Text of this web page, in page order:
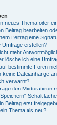
neues Thema oder
Beitrag bearbeiten
Beitrag eine
Umfrage erstellen?
mehr
lösche ich eine
bestimmte Foren
keine Dateianhänge
verwarnt?
den Moderatoren
Beitrag erst
Thema als neu?